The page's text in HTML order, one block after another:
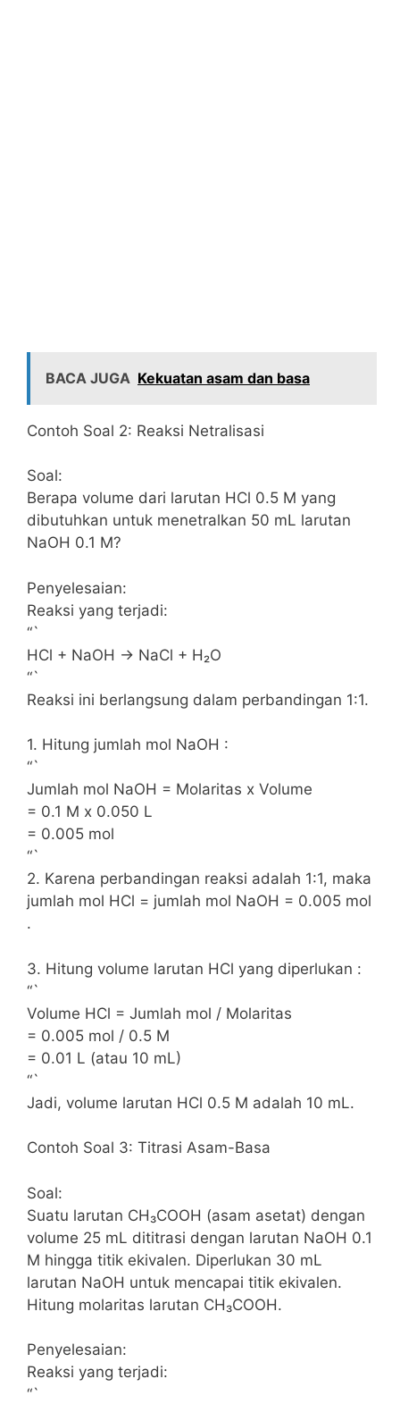
BACA JUGA Kekuatan asam dan basa
Contoh Soal 2: Reaksi Netralisasi
Soal:
Berapa volume dari larutan HCl 0.5 M yang
dibutuhkan untuk menetralkan 50 mL larutan
NaOH 0.1 M?
Penyelesaian:
Reaksi yang terjadi:
“`
HCl + NaOH → NaCl + H₂O
“`
Reaksi ini berlangsung dalam perbandingan 1:1.
1. Hitung jumlah mol NaOH :
“`
Jumlah mol NaOH = Molaritas x Volume
= 0.1 M x 0.050 L
= 0.005 mol
“`
2. Karena perbandingan reaksi adalah 1:1, maka
jumlah mol HCl = jumlah mol NaOH = 0.005 mol
.
3. Hitung volume larutan HCl yang diperlukan :
“`
Volume HCl = Jumlah mol / Molaritas
= 0.005 mol / 0.5 M
= 0.01 L (atau 10 mL)
“`
Jadi, volume larutan HCl 0.5 M adalah 10 mL.
Contoh Soal 3: Titrasi Asam-Basa
Soal:
Suatu larutan CH₃COOH (asam asetat) dengan
volume 25 mL dititrasi dengan larutan NaOH 0.1
M hingga titik ekivalen. Diperlukan 30 mL
larutan NaOH untuk mencapai titik ekivalen.
Hitung molaritas larutan CH₃COOH.
Penyelesaian:
Reaksi yang terjadi:
“`